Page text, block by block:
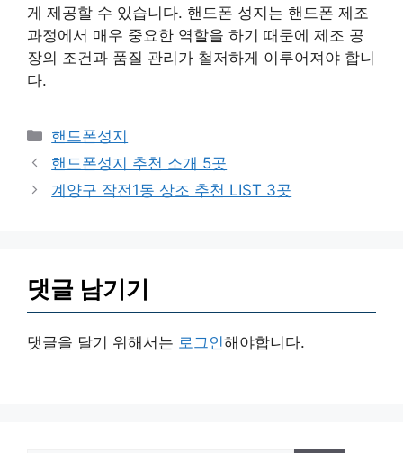
게 제공할 수 있습니다. 핸드폰 성지는 핸드폰 제조
과정에서 매우 중요한 역할을 하기 때문에 제조 공
장의 조건과 품질 관리가 철저하게 이루어져야 합니
다.
카
테
리
핸드폰성지
핸드폰성지 추천 소개 5곳
계양구 작전1동 상조 추천 LIST 3곳
댓글 남기기
댓글을 달기 위해서는 로그인해야합니다.